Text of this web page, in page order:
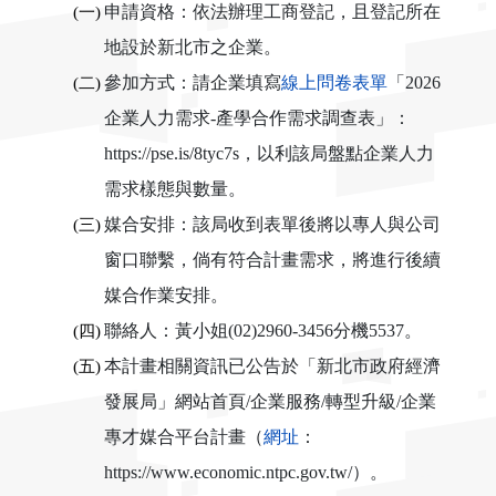
(一) 申請資格：依法辦理工商登記，且登記所在
地設於新北市之企業。
(二)參加方式：請企業填寫線上問卷表單 「2026
企業人力需求-產學合作需求調查表」：
https://pse.is/8tyc7s，以利該局盤點企業人力
需求樣態與數量。
(三)媒合安排：該局收到表單後將以專人與公司
窗口聯繫，倘有符合計畫需求，將進行後續
媒合作業安排。
(四)聯絡人：黃小姐(02)2960-3456分機5537。
(五)本計畫相關資訊已公告於「新北市政府經濟
發展局」網站首頁/企業服務/轉型升級/企業
專才媒合平台計畫（網址 ：
https://www.economic.ntpc.gov.tw/）。